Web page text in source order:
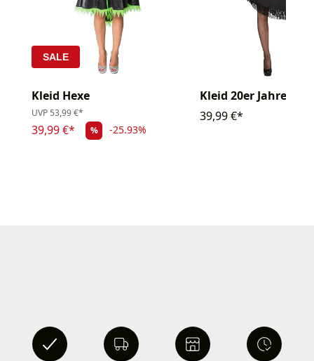
SALE
Kleid Hexe
UVP 53,99 €*
39,99 €* % -25.93%
Kleid 20er Jahre
39,99 €*